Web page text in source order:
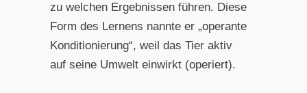
zu welchen Ergebnissen führen. Diese
Form des Lernens nannte er „operante
Konditionierung“, weil das Tier aktiv
auf seine Umwelt einwirkt (operiert).